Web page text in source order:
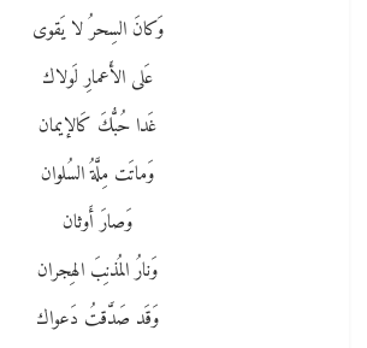
وَكانَ السِحرُ لا يَقوى
عَلى الأَعمارِ لَولاك
غَدا حُبُّكَ كَالإيمان
وَماتَت مِلَّةُ السُلوان
وَصارَ أَوثان
وَنارُ المُذنِبَ الهِجران
وَقَد صَدَّقتُ دَعواك